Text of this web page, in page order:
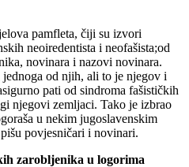
pamfleta, čiji su izvori
neoiredentista i neofašista;od
novinara i nazovi novinara.
od njih, ali to je njegov i
pati od sindroma fašističkih
njegovi zemljaci. Tako je izbrao
u nekim jugoslavenskim
povjesničari i novinari.
zarobljenika u logorima